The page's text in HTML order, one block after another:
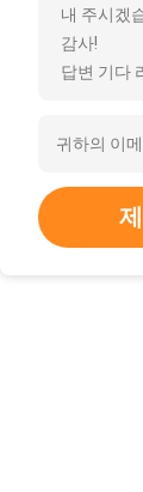
내 주시겠
감사!
답변 기다